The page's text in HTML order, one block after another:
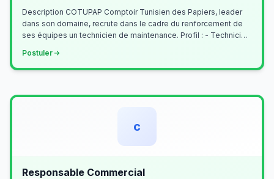
Description COTUPAP Comptoir Tunisien des Papiers, leader
dans son domaine, recrute dans le cadre du renforcement de
ses équipes un technicien de maintenance. Profil : - Technicien
Postuler
c
Responsable Commercial